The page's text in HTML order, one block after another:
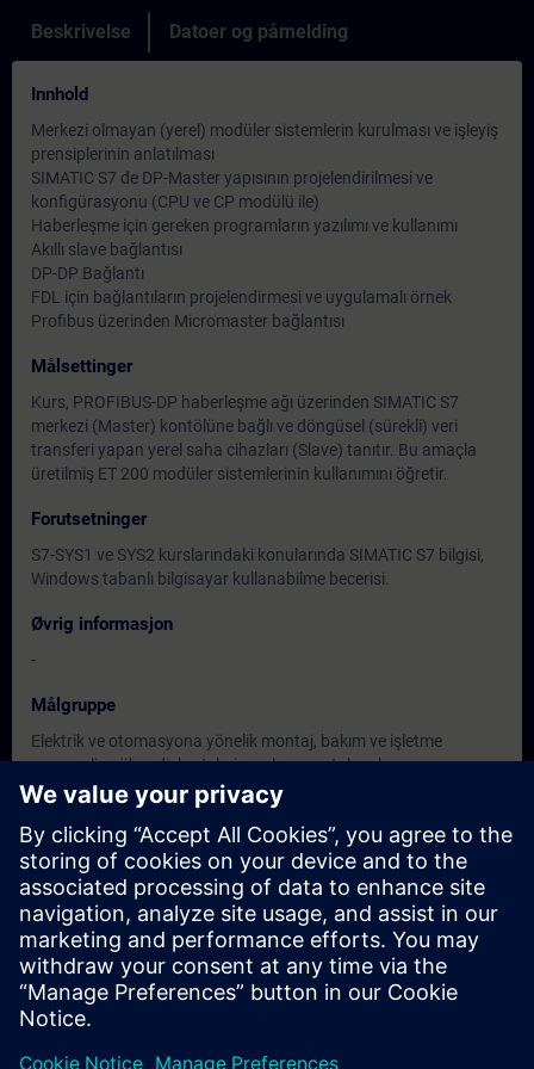
Beskrivelse Datoer og påmelding
Innhold
Merkezi olmayan (yerel) modüler sistemlerin kurulması ve işleyiş
prensiplerinin anlatılması
SIMATIC S7 de DP-Master yapısının projelendirilmesi ve
konfigürasyonu (CPU ve CP modülü ile)
Haberleşme için gereken programların yazılımı ve kullanımı
Akıllı slave bağlantısı
DP-DP Bağlantı
FDL için bağlantıların projelendirmesi ve uygulamalı örnek
Profibus üzerinden Micromaster bağlantısı
Målsettinger
Kurs, PROFIBUS-DP haberleşme ağı üzerinden SIMATIC S7
merkezi (Master) kontölüne bağlı ve döngüsel (sürekli) veri
transferi yapan yerel saha cihazları (Slave) tanıtır. Bu amaçla
üretilmiş ET 200 modüler sistemlerinin kullanımını öğretir.
Forutsetninger
S7-SYS1 ve SYS2 kurslarındaki konularında SIMATIC S7 bilgisi,
Windows tabanlı bilgisayar kullanabilme becerisi.
Øvrig informasjon
-
Målgruppe
Elektrik ve otomasyona yönelik montaj, bakım ve işletme
personeli, mühendisler, teknisyenler ve ustabaşılar.
Datoer og påmelding
For øyeblikket er det ingen arrangementer
tilgjengelig
Skriv deg opp på ventelisten for kurset, så får du beskjed når nye
datoer blir tilgjengelige.
Aktiver varslingstjenesten